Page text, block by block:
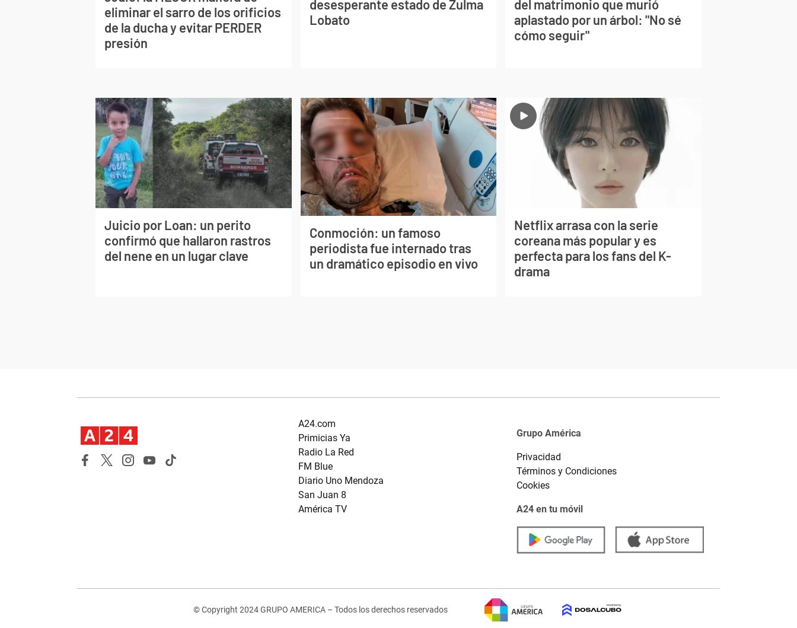
eliminar el sarro de los orificios
de la ducha y evitar PERDER
presión
desesperante estado de Zulma
Lobato
del matrimonio que murió
aplastado por un árbol: "No sé
cómo seguir"
Juicio por Loan: un perito
confirmó que hallaron rastros
del nene en un lugar clave
Conmoción: un famoso
periodista fue internado tras
un dramático episodio en vivo
Netflix arrasa con la serie
coreana más popular y es
perfecta para los fans del K-
drama
A24.com
Primicias Ya
Radio La Red
FM Blue
Diario Uno Mendoza
San Juan 8
América TV
Grupo América
Privacidad
Términos y Condiciones
Cookies
A24 en tu móvil
© Copyright 2024 GRUPO AMERICA – Todos los derechos reservados